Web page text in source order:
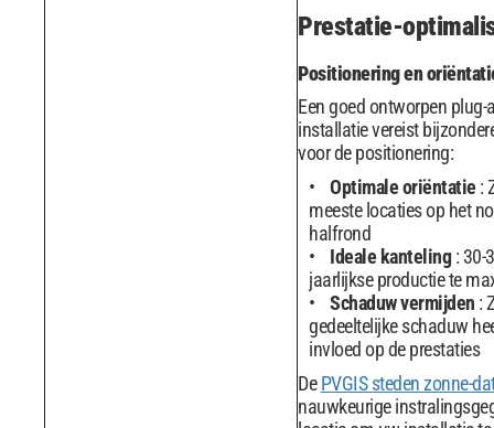
Prestatie-
Positionering en
Een goed ontworpen plug-
installatie vereist
voor de positionering:
Optimale oriëntatie :
meeste locaties op het
halfrond
Ideale kanteling: 30-
jaarlijkse productie te
Schaduw vermijden :
gedeeltelijke schaduw
invloed op de prestaties
DePVGIS steden zonne-
nauwkeurige